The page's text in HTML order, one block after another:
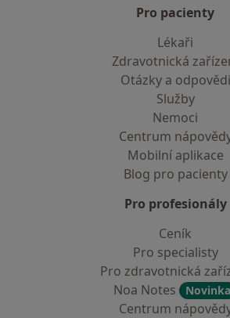
Pro pacienty
Lékaři
Zdravotnická
Otázky a odpovědi
Služby
Nemoci
Centrum
Mobilní aplikace
Blog pro pacienty
Pro profesionály
Ceník
Pro specialisty
Pro zdravotnická
Noa Notes
Novinka
Centrum